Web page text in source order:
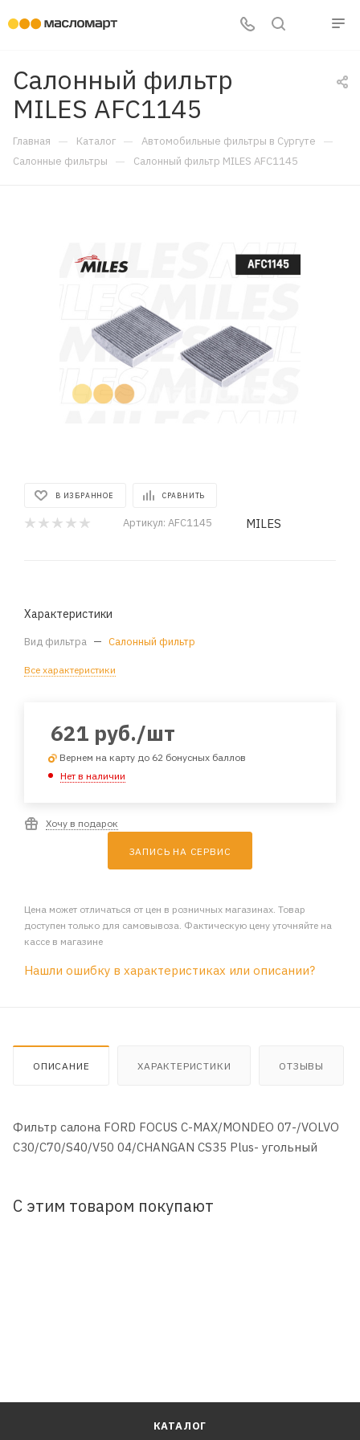
Салонный фильтр
MILES AFC1145
Главная — Каталог — Автомобильные фильтры в Сургуте —
Салонные фильтры — Салонный фильтр MILES AFC1145
В ИЗБРАННОЕ СРАВНИТЬ
Артикул: AFC1145 MILES
Характеристики
Вид фильтра — Салонный фильтр
Все характеристики
621 руб./шт
Вернем на карту до 62 бонусных баллов
Нет в наличии
Хочу в подарок
ЗАПИСЬ НА СЕРВИС
Цена может отличаться от цен в розничных магазинах. Товар
доступен только для самовывоза. Фактическую цену уточняйте на
кассе в магазине
Нашли ошибку в характеристиках или описании?
ОПИСАНИЕ ХАРАКТЕРИСТИКИ ОТЗЫВЫ
Фильтр салона FORD FOCUS C-MAX/MONDEO 07-/VOLVO
C30/C70/S40/V50 04/CHANGAN CS35 Plus- угольный
С этим товаром покупают
КАТАЛОГ